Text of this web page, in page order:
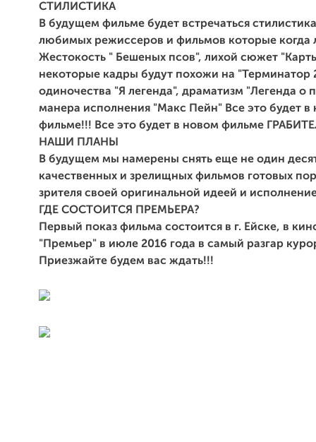
СТИЛИСТИКА
В будущем фильме будет встречаться
любимых режиссеров и фильмов которые когда
Жестокость " Бешеных псов", лихой сюжет
некоторые кадры будут похожи на "Терминатор
одиночества "Я легенда", драматизм "Легенда о
манера исполнения "Макс Пейн" Все это будет в
фильме!!! Все это будет в новом фильме
НАШИ ПЛАНЫ
В будущем мы намерены снять еще не один
качественных и зрелищных фильмов готовых
зрителя своей оригинальной идеей и
ГДЕ СОСТОИТСЯ ПРЕМЬЕРА?
Первый показ фильма состоится в г. Ейске, в
"Премьер" в июле 2016 года в самый разгар
Приезжайте будем вас ждать!!!